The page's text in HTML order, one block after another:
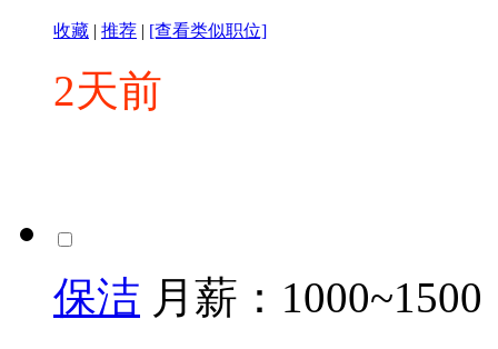
收藏 | 推荐 | [查看类似职位]
2天前
保洁 月薪： 1000~1500